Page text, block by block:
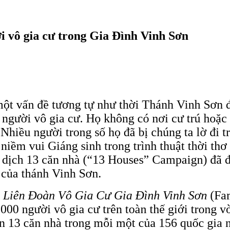
vô gia cư trong Gia Đình Vinh Sơn
vấn đề tương tự như thời Thánh Vinh Sơn
vô gia cư. Họ không có nơi cư trú hoặc
người trong số họ đã bị chúng ta lờ đi
vui Giáng sinh trong trình thuật thời
13 căn nhà (“13 Houses” Campaign) đã
thánh Vinh Sơn.
Liên Đoàn Vô Gia Cư Gia Đình Vinh Sơn
người vô gia cư trên toàn thế giới trong
13 căn nhà trong mỗi một của 156 quốc